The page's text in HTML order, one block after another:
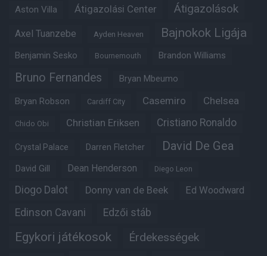
Aston Villa Átigazolási Center Átigazolások
Axel Tuanzebe Ayden Heaven Bajnokok Ligája
Benjamin Sesko Bournemouth Brandon Williams
Bruno Fernandes Bryan Mbeumo
Bryan Robson Cardiff City Casemiro Chelsea
Chido Obi Christian Eriksen Cristiano Ronaldo
Crystal Palace Darren Fletcher David De Gea
David Gill Dean Henderson Diego Leon
Diogo Dalot Donny van de Beek Ed Woodward
Edinson Cavani Edzői stáb
Egykori játékosok Érdekességek